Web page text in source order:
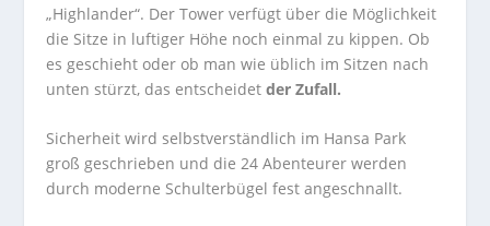
„Highlander“. Der Tower verfügt über die Möglichkeit
die Sitze in luftiger Höhe noch einmal zu kippen. Ob
es geschieht oder ob man wie üblich im Sitzen nach
unten stürzt, das entscheidetder Zufall.
Sicherheit wird selbstverständlich im Hansa Park
groß geschrieben und die 24 Abenteurer werden
durch moderne Schulterbügel fest angeschnallt.